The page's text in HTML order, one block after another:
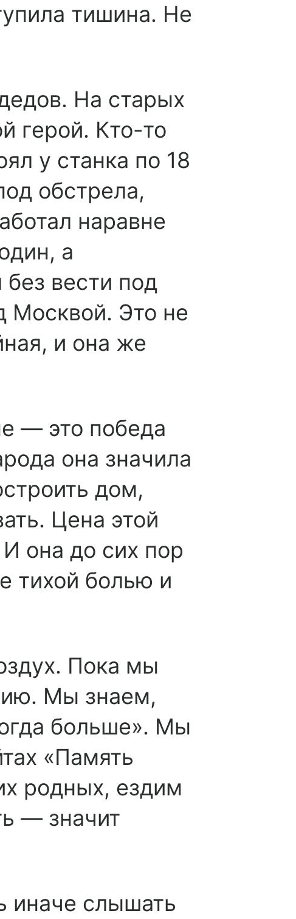
тишина. Не
На старых
герой. Кто-то
у станка по 18
обстрела,
наравне
а
вести под
Москвой. Это не
и она же
— это победа
она значила
дом,
Цена этой
она до сих пор
тихой болью и
Пока мы
Мы знаем,
больше». Мы
«Память
родных, ездим
— значит
иначе слышать